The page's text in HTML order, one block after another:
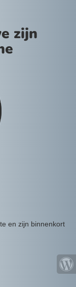
zijn
en zijn binnenkort